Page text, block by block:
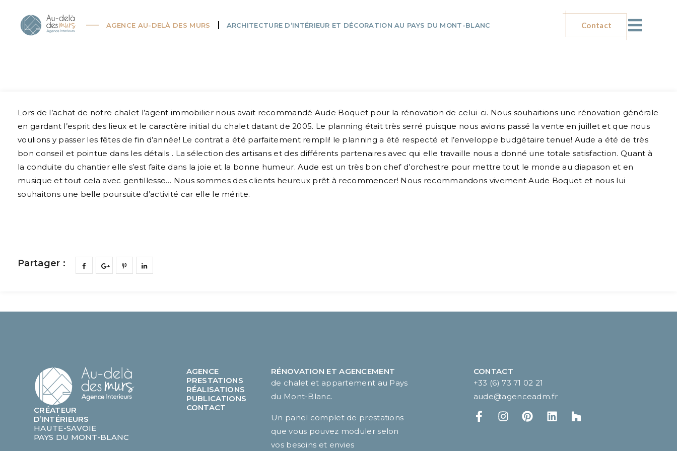
AGENCE AU-DELÀ DES MURS ARCHITECTURE D’INTÉRIEUR ET DÉCORATION AU PAYS DU MONT-BLANC Contact
Lors de l’achat de notre chalet l’agent immobilier nous avait recommandé Aude Boquet pour la rénovation de celui-ci. Nous souhaitions une rénovation générale
en gardant l’esprit des lieux et le caractère initial du chalet datant de 2005. Le planning était très serré puisque nous avions passé la vente en juillet et que nous
voulions y passer les fêtes de fin d’année! Le contrat a été parfaitement rempli! le planning a été respecté et l’enveloppe budgétaire tenue! Aude a été de très
bon conseil et pointue dans les détails . La sélection des artisans et des différents partenaires avec qui elle travaille nous a donné une totale satisfaction. Quant à
la conduite du chantier elle s’est faite dans la joie et la bonne humeur. Aude est un très bon chef d’orchestre pour mettre tout le monde au diapason et en
musique et tout cela avec gentillesse… Nous sommes des clients heureux prêt à recommencer! Nous recommandons vivement Aude Boquet et nous lui
souhaitons une belle poursuite d’activité car elle le mérite.
Partager :
CRÉATEUR
D’INTÉRIEURS
HAUTE-SAVOIE
PAYS DU MONT-BLANC
AGENCE
PRESTATIONS
RÉALISATIONS
PUBLICATIONS
CONTACT
RÉNOVATION ET AGENCEMENT
de chalet et appartement au Pays
du Mont-Blanc.
Un panel complet de prestations
que vous pouvez moduler selon
vos besoins et envies
CONTACT
+33 (6) 73 71 02 21
aude@agenceadm.fr